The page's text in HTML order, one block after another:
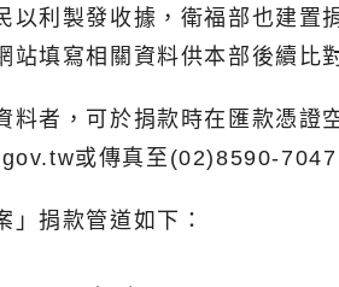
以利製發收據，衛福部也建
站填寫相關資料供本部後續比
料者，可於捐款時在匯款憑
或傳真至(02)8590-
」捐款管道如下：